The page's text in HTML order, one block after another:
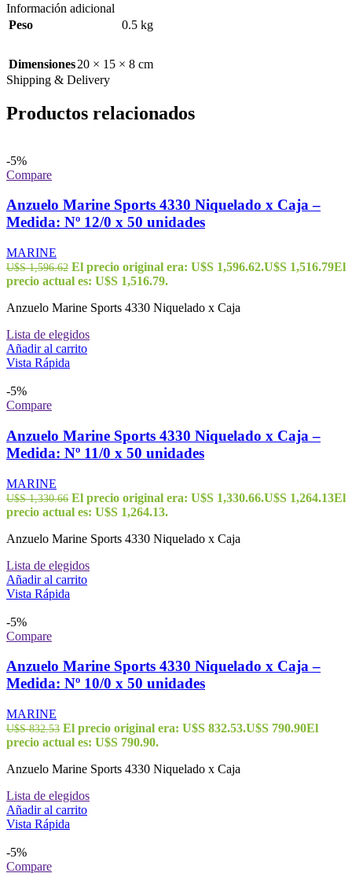
Información adicional
Peso
0.5 kg
Dimensiones20 × 15 × 8 cm
Shipping & Delivery
Productos relacionados
-5%
Compare
Anzuelo Marine Sports 4330 Niquelado x Caja –
Medida: Nº 12/0 x 50 unidades
MARINE
U$S1,596.62 El precio original era: U$S 1,596.62.U$S 1,516.79El
precio actual es: U$S 1,516.79.
Anzuelo Marine Sports 4330 Niquelado x Caja
Lista de elegidos
Añadir al carrito
Vista Rápida
-5%
Compare
Anzuelo Marine Sports 4330 Niquelado x Caja –
Medida: Nº 11/0 x 50 unidades
MARINE
U$S1,330.66 El precio original era: U$S 1,330.66.U$S 1,264.13El
precio actual es: U$S 1,264.13.
Anzuelo Marine Sports 4330 Niquelado x Caja
Lista de elegidos
Añadir al carrito
Vista Rápida
-5%
Compare
Anzuelo Marine Sports 4330 Niquelado x Caja –
Medida: Nº 10/0 x 50 unidades
MARINE
U$S832.53 El precio original era: U$S 832.53.U$S 790.90El
precio actual es: U$S 790.90.
Anzuelo Marine Sports 4330 Niquelado x Caja
Lista de elegidos
Añadir al carrito
Vista Rápida
-5%
Compare